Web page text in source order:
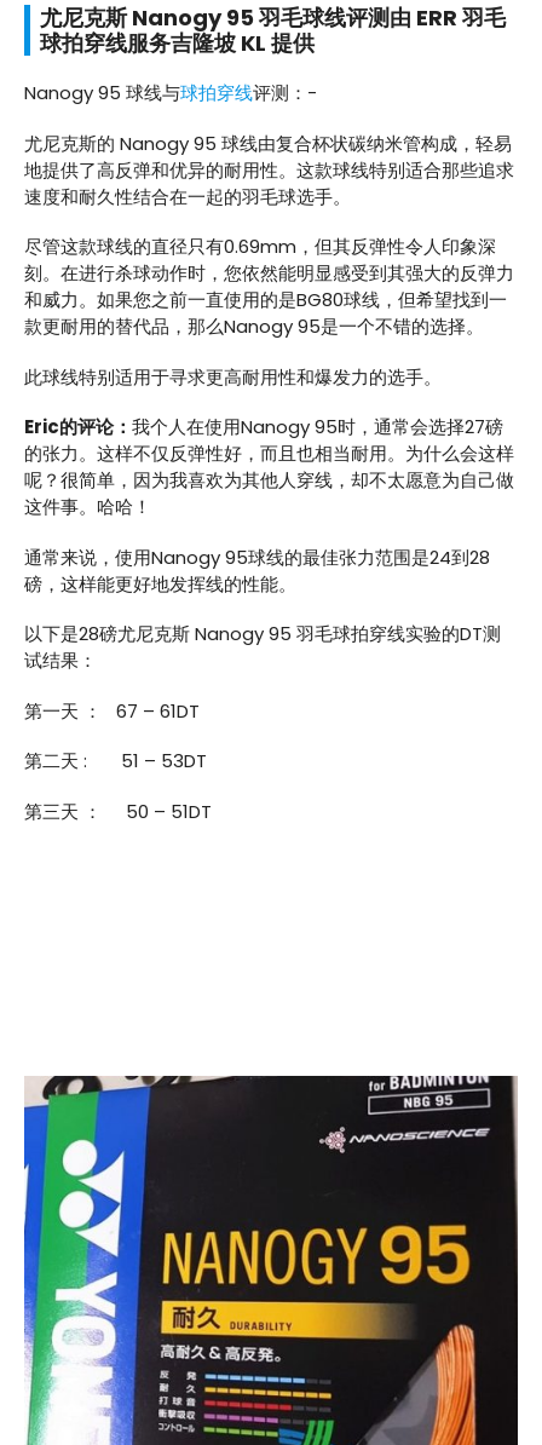
尤尼克斯 Nanogy 95 羽毛球线评测由 ERR 羽毛
球拍穿线服务吉隆坡 KL 提供
Nanogy 95 球线与球拍穿线评测：-
尤尼克斯的 Nanogy 95 球线由复合杯状碳纳米管构成，轻易
地提供了高反弹和优异的耐用性。这款球线特别适合那些追求
速度和耐久性结合在一起的羽毛球选手。
尽管这款球线的直径只有0.69mm，但其反弹性令人印象深
刻。在进行杀球动作时，您依然能明显感受到其强大的反弹力
和威力。如果您之前一直使用的是BG80球线，但希望找到一
款更耐用的替代品，那么Nanogy 95是一个不错的选择。
此球线特别适用于寻求更高耐用性和爆发力的选手。
Eric的评论： 我个人在使用Nanogy 95时，通常会选择27磅
的张力。这样不仅反弹性好，而且也相当耐用。为什么会这样
呢？很简单，因为我喜欢为其他人穿线，却不太愿意为自己做
这件事。哈哈！
通常来说，使用Nanogy 95球线的最佳张力范围是24到28
磅，这样能更好地发挥线的性能。
以下是28磅尤尼克斯 Nanogy 95 羽毛球拍穿线实验的DT测
试结果：
第一天 ： 67 – 61DT
第二天 : 51 – 53DT
第三天 ： 50 – 51DT